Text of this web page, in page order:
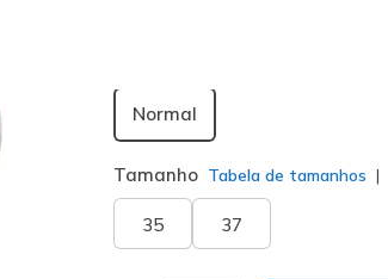
Normal
Tamanho Tabela de tamanhos
35 37